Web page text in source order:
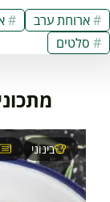
ארוחת ערב
סלטים
בינוני